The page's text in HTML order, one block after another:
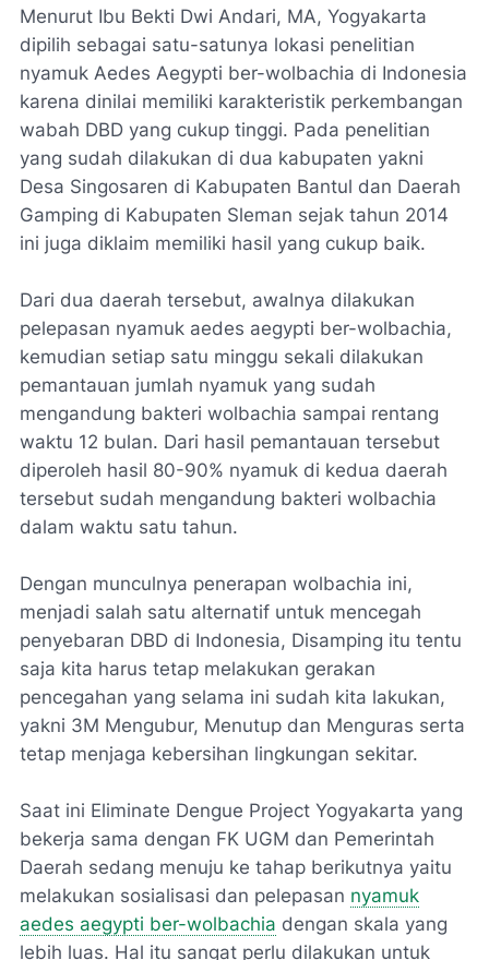
Menurut Ibu Bekti Dwi Andari, MA, Yogyakarta
dipilih sebagai satu-satunya lokasi penelitian
nyamuk Aedes Aegypti ber-wolbachia di Indonesia
karena dinilai memiliki karakteristik perkembangan
wabah DBD yang cukup tinggi. Pada penelitian
yang sudah dilakukan di dua kabupaten yakni
Desa Singosaren di Kabupaten Bantul dan Daerah
Gamping di Kabupaten Sleman sejak tahun 2014
ini juga diklaim memiliki hasil yang cukup baik.
Dari dua daerah tersebut, awalnya dilakukan
pelepasan nyamuk aedes aegypti ber-wolbachia,
kemudian setiap satu minggu sekali dilakukan
pemantauan jumlah nyamuk yang sudah
mengandung bakteri wolbachia sampai rentang
waktu 12 bulan. Dari hasil pemantauan tersebut
diperoleh hasil 80-90% nyamuk di kedua daerah
tersebut sudah mengandung bakteri wolbachia
dalam waktu satu tahun.
Dengan munculnya penerapan wolbachia ini,
menjadi salah satu alternatif untuk mencegah
penyebaran DBD di Indonesia, Disamping itu tentu
saja kita harus tetap melakukan gerakan
pencegahan yang selama ini sudah kita lakukan,
yakni 3M Mengubur, Menutup dan Menguras serta
tetap menjaga kebersihan lingkungan sekitar.
Saat ini Eliminate Dengue Project Yogyakarta yang
bekerja sama dengan FK UGM dan Pemerintah
Daerah sedang menuju ke tahap berikutnya yaitu
melakukan sosialisasi dan pelepasan nyamuk
aedes aegypti ber-wolbachia dengan skala yang
lebih luas. Hal itu sangat perlu dilakukan untuk